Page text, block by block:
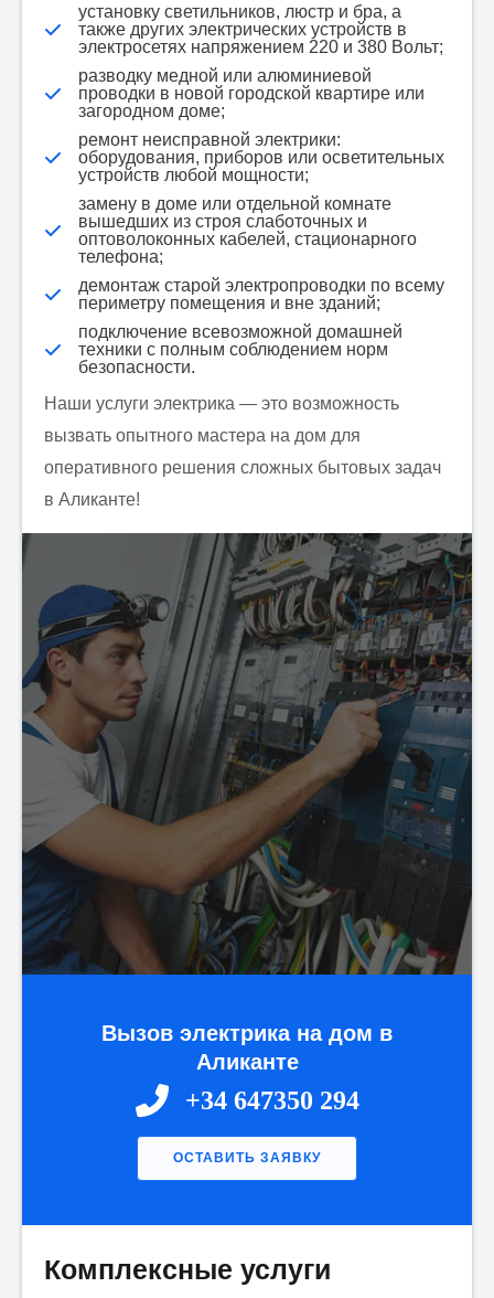
установку светильников, люстр и бра, а
также других электрических устройств в
электросетях напряжением 220 и 380 Вольт;
разводку медной или алюминиевой
проводки в новой городской квартире или
загородном доме;
ремонт неисправной электрики:
оборудования, приборов или осветительных
устройств любой мощности;
замену в доме или отдельной комнате
вышедших из строя слаботочных и
оптоволоконных кабелей, стационарного
телефона;
демонтаж старой электропроводки по всему
периметру помещения и вне зданий;
подключение всевозможной домашней
техники с полным соблюдением норм
безопасности.
Наши услуги электрика — это возможность
вызвать опытного мастера на дом для
оперативного решения сложных бытовых задач
в Аликанте!
Вызов электрика на дом в
Аликанте
+34 647350 294
ОСТАВИТЬ ЗАЯВКУ
Комплексные услуги